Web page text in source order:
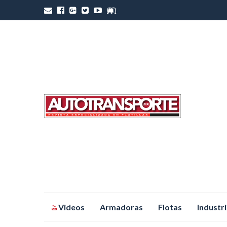
Videos Armadoras Flotas